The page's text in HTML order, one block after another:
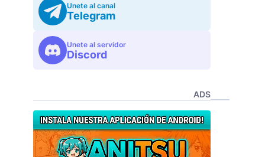
Unete al canal
Telegram
Unete al servidor
Discord
ADS